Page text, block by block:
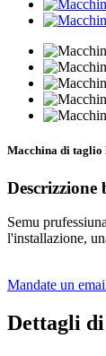
Macchina di
Descrizzione
Semu
l'installazione,
Mandate un
Dettagli